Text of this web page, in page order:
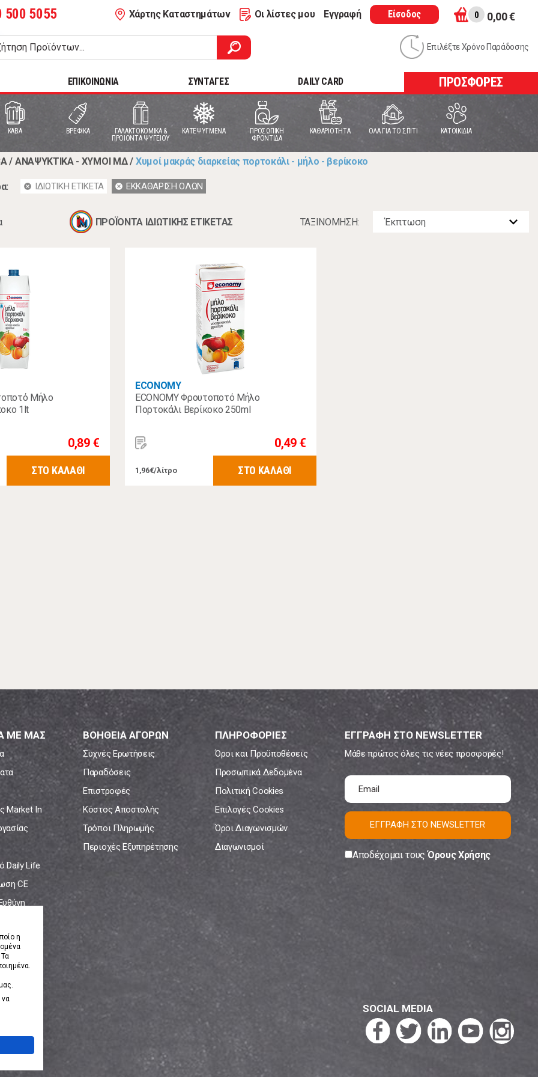
500 5055 Χάρτης Καταστημάτων Οι λίστες μου Εγγραφή Είσοδος 0 0,00 €
Επιλέξτε Χρόνο Παράδοσης
ΕΠΙΚΟΙΝΩΝΙΑ ΣΥΝΤΑΓΕΣ DAILY CARD ΠΡΟΣΦΟΡΕΣ
ΚΑΒΑ ΒΡΕΦΙΚΑ
ΓΑΛΑΚΤΟΚΟΜΙΚΑ &
ΠΡΟΙΟΝΤΑ ΨΥΓΕΙΟΥ
ΚΑΤΕΨΥΓΜΕΝΑ
ΠΡΟΣΩΠΙΚΗ
ΦΡΟΝΤΙΔΑ
ΚΑΘΑΡΙΟΤΗΤΑ ΟΛΑ ΓΙΑ ΤΟ ΣΠΙΤΙ ΚΑΤΟΙΚΙΔΙΑ
/ ΑΝΑΨΥΚΤΙΚΑ - ΧΥΜΟΙ ΜΔ / Χυμοί μακράς διαρκείας πορτοκάλι - μήλο - βερίκοκο
cancel ΙΔΙΩΤΙΚΗ ΕΤΙΚΕΤΑ cancel ΕΚΚΑΘΑΡΙΣΗ ΟΛΩΝ
ΠΡΟΪΟΝΤΑ ΙΔΙΩΤΙΚΗΣ ΕΤΙΚΕΤΑΣ ΤΑΞΙΝOΜΗΣΗ:
Μήλο
1lt
0,89 €
ΣΤΟ ΚΑΛΑΘΙ
ECONOMY
ECONOMY Φρουτοποτό Μήλο
Πορτοκάλι Βερίκοκο 250ml
0,49 €
1,96€/λίτρο ΣΤΟ ΚΑΛΑΘΙ
ΜΕ ΜΑΣ
Market In
Daily Life
CE
ΒΟΗΘΕΙΑ ΑΓΟΡΩΝ
Συχνές Ερωτήσεις
Παραδόσεις
Επιστροφές
Κόστος Αποστολής
Τρόποι Πληρωμής
Περιοχές Εξυπηρέτησης
ΠΛΗΡΟΦΟΡΙΕΣ
Όροι και Προϋποθέσεις
Προσωπικά Δεδομένα
Πολιτική Cookies
Επιλογές Cookies
Όροι Διαγωνισμών
Διαγωνισμοί
ΕΓΓΡΑΦΗ ΣΤΟ NEWSLETTER
Μάθε πρώτος όλες τις νέες προσφορές!
ΕΓΓΡΑΦΗ ΣΤΟ NEWSLETTER
Αποδέχομαι τουςΌρους Χρήσης
SOCIAL MEDIA
η
να